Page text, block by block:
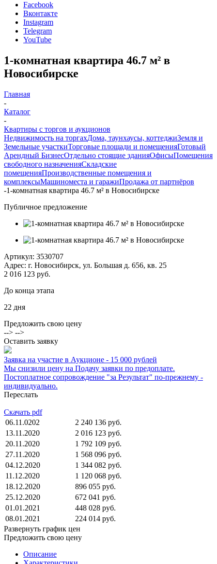
Facebook
Вконтакте
Instagram
Telegram
YouTube
1-комнатная квартира 46.7 м² в
Новосибирске
Главная
-
Каталог
-
Квартиры с торгов и аукционов
Недвижимость на торгахДома, таунхаусы, коттеджиЗемля и
Земельные участкиТорговые площади и помещенияГотовый
Арендный БизнесОтдельно стоящие зданияОфисыПомещения
свободного назначенияСкладские
помещенияПроизводственные помещения и
комплексыМашиноместа и гаражиПродажа от партнёров
-1-комнатная квартира 46.7 м² в Новосибирске
Публичное предложение
Артикул: 3530707
Адрес: г. Новосибирск, ул. Большая д. 656, кв. 25
2 016 123 руб.
До конца этапа
22 дня
Предложить свою цену
--> -->
Оставить заявку
Заявка на участие в Аукционе - 15 000 рублей
Мы снизили цену на Подачу заявки по предоплате.
Постоплатное сопровождение "за Результат" по-прежнему -
индивидуально.
Переслать
Скачать pdf
06.11.0202
2 240 136 руб.
13.11.2020
2 016 123 руб.
20.11.2020
1 792 109 руб.
27.11.2020
1 568 096 руб.
04.12.2020
1 344 082 руб.
11.12.2020
1 120 068 руб.
18.12.2020
896 055 руб.
25.12.2020
672 041 руб.
01.01.2021
448 028 руб.
08.01.2021
224 014 руб.
Развернуть график цен
Предложить свою цену
Описание